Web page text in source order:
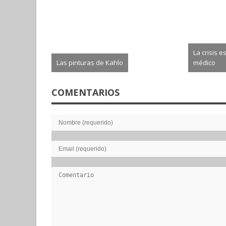
Las pinturas de Kahlo
La crisis
médico
COMENTARIOS